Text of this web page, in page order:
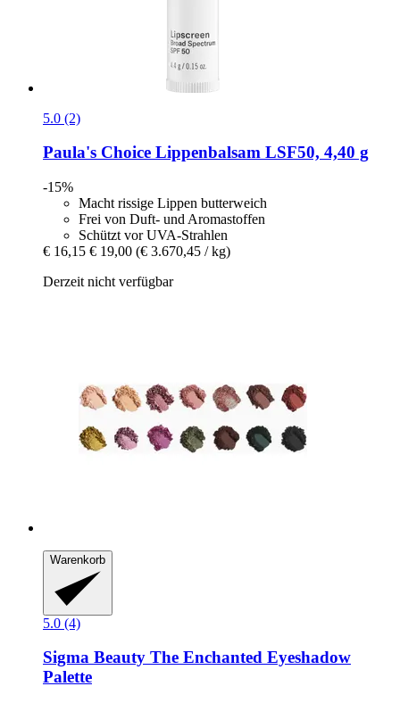
5.0 (2)
Paula's Choice Lippenbalsam LSF50, 4,40 g
-15%
Macht rissige Lippen butterweich
Frei von Duft- und Aromastoffen
Schützt vor UVA-Strahlen
€ 16,15 € 19,00 (€ 3.670,45 / kg)
Derzeit nicht verfügbar
Warenkorb
5.0 (4)
Sigma Beauty The Enchanted Eyeshadow
Palette